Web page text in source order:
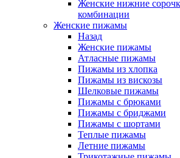
Женские нижние
комбинации
Женские пижамы
Назад
Женские пижамы
Атласные пижамы
Пижамы из хлопка
Пижамы из вискозы
Шелковые пижамы
Пижамы с брюками
Пижамы с бриджами
Пижамы с шортами
Теплые пижамы
Летние пижамы